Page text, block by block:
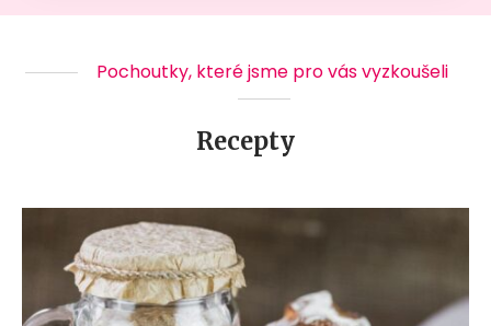
Pochoutky, které jsme pro vás vyzkoušeli
Recepty